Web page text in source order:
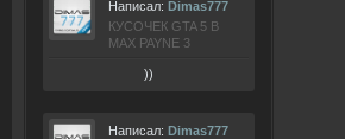
Написал: Dimas777
КУСОЧЕК GTA 5 В
MAX PAYNE 3
))
Написал: Dimas777